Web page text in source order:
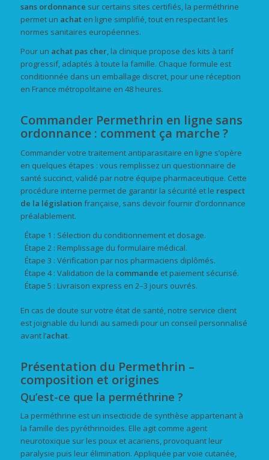
sans ordonnance sur certains sites certifiés, la perméthrine
permet un achaten ligne simplifié, tout en respectant les
normes sanitaires européennes.
Pour un achat pas cher, la clinique propose des kits à tarif
progressif, adaptés à toute la famille. Chaque formule est
conditionnée dans un emballage discret, pour une réception
en France métropolitaine en 48 heures.
Commander Permethrin en ligne sans
ordonnance : comment ça marche ?
Commander votre traitement antiparasitaire en ligne s’opère
en quelques étapes : vous remplissez un questionnaire de
santé succinct, validé par notre équipe pharmaceutique. Cette
procédure interne permet de garantir la sécurité et le respect
de la législation française, sans devoir fournir d’ordonnance
préalablement.
Étape 1 : Sélection du conditionnement et dosage.
Étape 2 : Remplissage du formulaire médical.
Étape 3 : Vérification par nos pharmaciens diplômés.
Étape 4 : Validation de la commande et paiement sécurisé.
Étape 5 : Livraison express en 2–3 jours ouvrés.
En cas de doute sur votre état de santé, notre service client
est joignable du lundi au samedi pour un conseil personnalisé
avant l’achat.
Présentation du Permethrin –
composition et origines
Qu’est-ce que la perméthrine ?
La perméthrine est un insecticide de synthèse appartenant à
la famille des pyréthrinoïdes. Elle agit comme agent
neurotoxique sur les poux et acariens, provoquant leur
paralysie puis leur élimination. Appliquée par voie cutanée,